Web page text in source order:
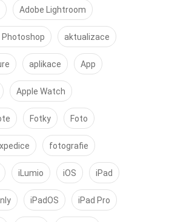
Adobe Lightroom
Photoshop aktualizace
aplikace App
Apple Watch
Fotky Foto
fotografie
iLumio iOS iPad
iPadOS iPad Pro